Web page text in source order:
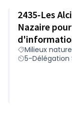
2435-Les
Nazaire
Milieux
5-Délégation